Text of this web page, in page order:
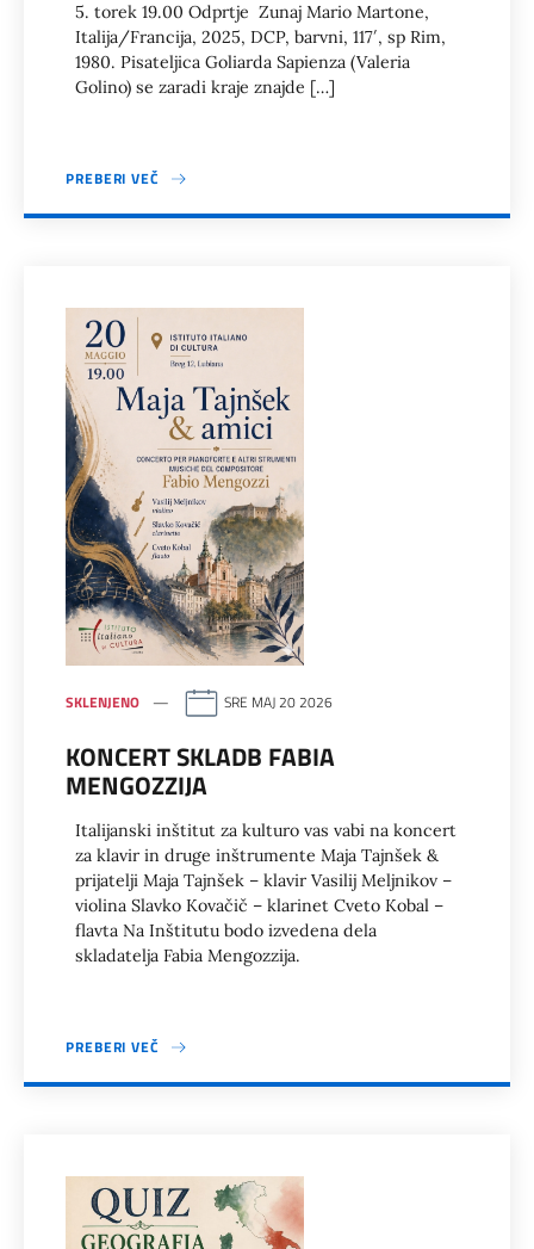
5. torek 19.00 Odprtje Zunaj Mario Martone,
Italija/Francija, 2025, DCP, barvni, 117′, sp Rim,
1980. Pisateljica Goliarda Sapienza (Valeria
Golino) se zaradi kraje znajde […]
PREBERI VEČ
SKLENJENO SRE MAJ 20 2026
KONCERT SKLADB FABIA
MENGOZZIJA
Italijanski inštitut za kulturo vas vabi na koncert
za klavir in druge inštrumente Maja Tajnšek &
prijatelji Maja Tajnšek – klavir Vasilij Meljnikov –
violina Slavko Kovačič – klarinet Cveto Kobal –
flavta Na Inštitutu bodo izvedena dela
skladatelja Fabia Mengozzija.
PREBERI VEČ